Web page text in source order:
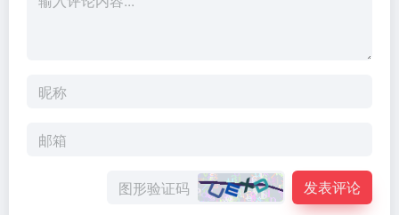
发表评论